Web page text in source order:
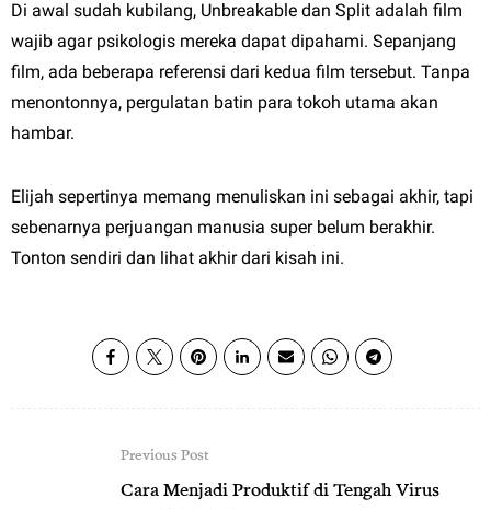
Di awal sudah kubilang, Unbreakable dan Split adalah film
wajib agar psikologis mereka dapat dipahami. Sepanjang
film, ada beberapa referensi dari kedua film tersebut. Tanpa
menontonnya, pergulatan batin para tokoh utama akan
hambar.
Elijah sepertinya memang menuliskan ini sebagai akhir, tapi
sebenarnya perjuangan manusia super belum berakhir.
Tonton sendiri dan lihat akhir dari kisah ini.
Previous Post
Cara Menjadi Produktif di Tengah Virus